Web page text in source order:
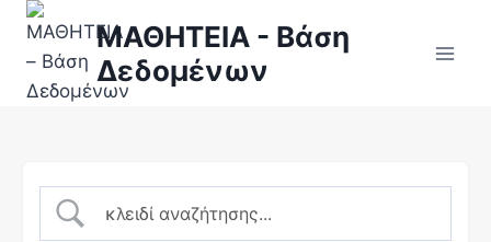
ΜΑΘΗΤΕΙΑ - Βάση
Δεδομένων